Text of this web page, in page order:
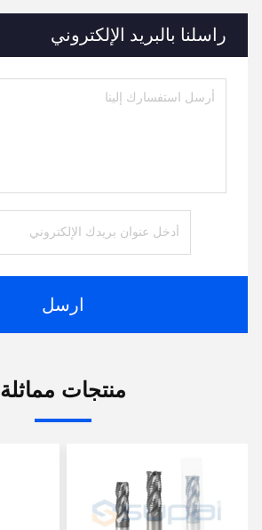
راسلنا بالبريد الإلكتروني
ارسل
منتجات مماثلة